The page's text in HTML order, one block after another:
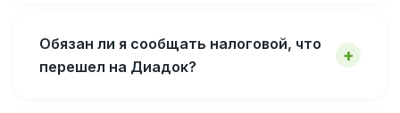
Обязан ли я сообщать налоговой, что
перешел на Диадок?